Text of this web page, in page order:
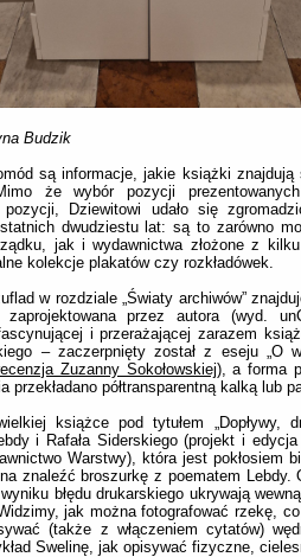
Budzik
są informacje, jakie książki
że wybór pozycji
pozycji, Dziewitowi udało się
dwudziestu lat: są to zarówno
jak i wydawnictwa złożone z
kolekcje plakatów czy rozkładówek.
w rozdziale „Światy archiwów”
zaprojektowana przez autora (wyd.
i przerażającej zarazem
– zaczerpnięty został z eseju „O
Zuzanny Sokołowskiej), a forma
przekładano półtransparentną kalką lub
książce pod tytułem „Dopływy,
i Rafała Siderskiego (projekt i
Warstwy), która jest pokłosiem
znaleźć broszurkę z poematem
błędu drukarskiego ukrywają
jak można fotografować rzekę,
(także z włączeniem cytatów)
Swelinę, jak opisywać fizyczne,